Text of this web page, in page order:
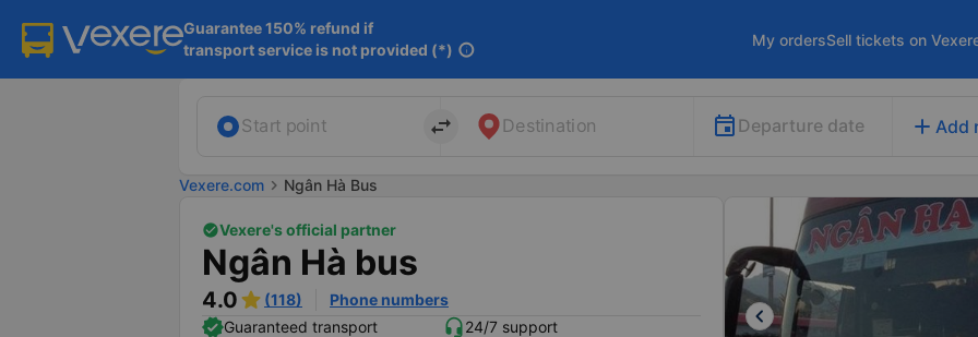
Guarantee 150% refund if
transport service is not provided (*) info
My ordersSell tickets on
Start point import_export Destination Departure date add Add
Vexere.com chevron_right Ngân Hà Bus
Vexere's official partner
Ngân Hà bus
4.0 (118)
Phone numbers
Guaranteed transport
24/7 support
keyboard_arrow_left